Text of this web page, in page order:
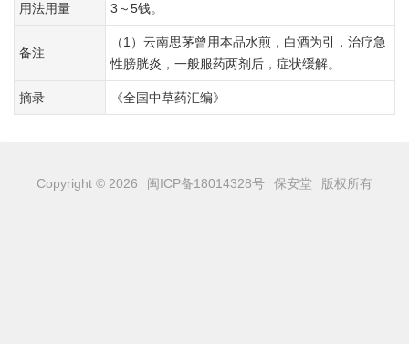
用法用量 3～5钱。
备注
（1）云南思茅曾用本品水煎，白酒为引，治疗急
性膀胱炎，一般服药两剂后，症状缓解。
摘录 《全国中草药汇编》
Copyright © 2026 闽ICP备18014328号 保安堂 版权所有